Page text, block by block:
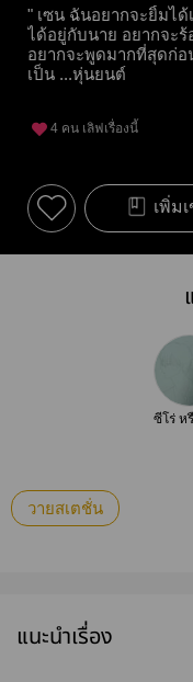
" เซน ฉันอยากจะยิ้มไ
ได้อยู่กับนาย อยากจะร้
อยากจะพูดมากที่สุดก่อ
เป็น ...หุ่นยนต์
4 คน เลิฟเรื่องนี้
เพิ่ม
ซีโร่ ห
วายสเตชั่น
แนะนำเรื่อง